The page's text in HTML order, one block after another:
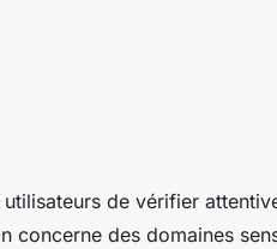
de vérifier
concerne des domaines